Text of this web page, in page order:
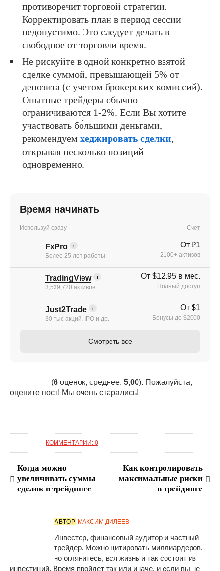
противоречит торговой стратегии.
Корректировать план в период сессии
недопустимо. Это следует делать в
свободное от торговли время.
Не рискуйте в одной конкретно взятой
сделке суммой, превышающей 5% от
депозита (с учетом брокерских комиссий).
Опытные трейдеры обычно
ограничиваются 1-2%. Если Вы хотите
участвовать бо̀льшими деньгами,
рекомендуем хеджировать сделки,
открывая несколько позиций
одновременно.
Время начинать
Используй сразу Счет
FxPro
Более 25 лет работы
От ₽1
2100+ активов
TradingView
3,539,720 активов
От $12.95 в мес.
Полный доступ
Just2Trade
30 тыс акций, IPO и др.
От $1
Бонусы до $2000
Смотреть все
(6 оценок, среднее: 5,00). Пожалуйста,
оцените пост! Мы очень старались!
КОММЕНТАРИИ: 0
Когда можно
увеличивать суммы
сделок в трейдинге
Как контролировать
максимальные риски
в трейдинге
АВТОР МАКСИМ ДИЛЕЕВ
Инвестор, финансовый аудитор и частный
трейдер. Можно цитировать миллиардеров,
но оглянитесь, вся жизнь и так состоит из
инвестиций. Время пройдет так или иначе, и если вы не